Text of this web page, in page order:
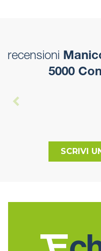
recensioni
5000
SCRIVI